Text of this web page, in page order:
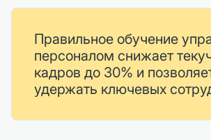
Правильное обучение
персоналом снижает
кадров до 30% и
удержать ключевых